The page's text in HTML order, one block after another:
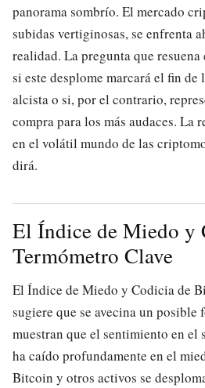
panorama sombrío. El mercado
subidas vertiginosas, se enfrenta
realidad. La pregunta que resuena
si este desplome marcará el fin de
alcista o si, por el contrario,
compra para los más audaces. La
en el volátil mundo de las
dirá.
El Índice de Miedo y
Termómetro Clave
El Índice de Miedo y Codicia de
sugiere que se avecina un posible
muestran que el sentimiento en el
ha caído profundamente en el
Bitcoin y otros activos se